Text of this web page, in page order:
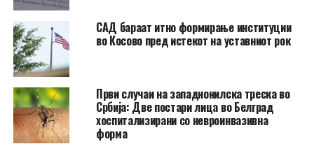
САД бараат итно формирање институции
во Косово пред истекот на уставниот рок
Први случаи на западнонилска треска во
Србија: Две постари лица во Белград
хоспитализирани со невроинвазивна
форма